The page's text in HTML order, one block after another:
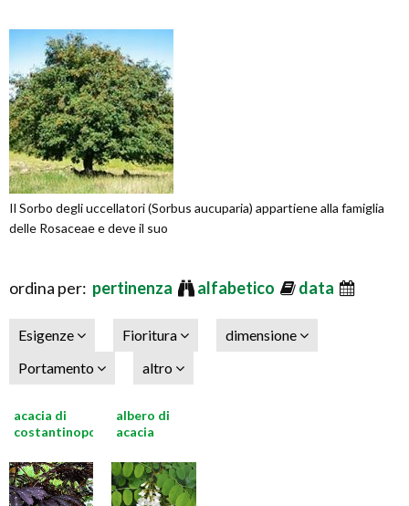
Il Sorbo degli uccellatori (Sorbus aucuparia) appartiene alla famiglia
delle Rosaceae e deve il suo
ordina per: pertinenza alfabetico data
Esigenze Fioritura
dimensione
Portamento
altro
acacia di
costantinopoli
albero di
acacia